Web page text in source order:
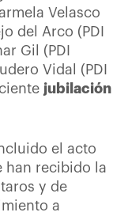
Velasco
del Arco (PDI
Gil (PDI
Vidal (PDI
jubilación
el acto
han recibido la
y de
a